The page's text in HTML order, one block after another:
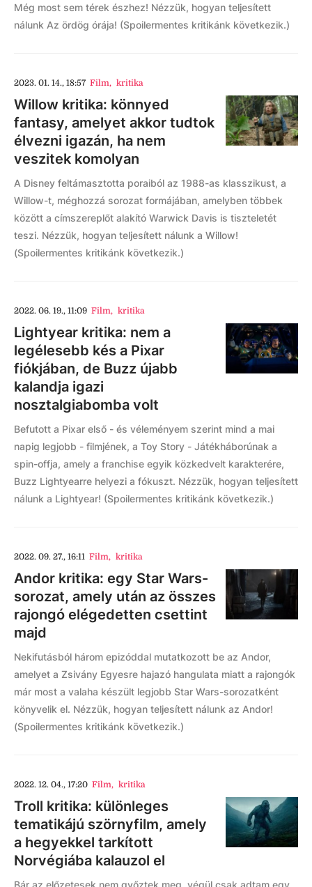
Még most sem térek észhez! Nézzük, hogyan teljesített
nálunk Az ördög órája! (Spoilermentes kritikánk következik.)
2023. 01. 14., 18:57 Film, kritika
Willow kritika: könnyed
fantasy, amelyet akkor tudtok
élvezni igazán, ha nem
veszitek komolyan
A Disney feltámasztotta poraiból az 1988-as klasszikust, a
Willow-t, méghozzá sorozat formájában, amelyben többek
között a címszereplőt alakító Warwick Davis is tiszteletét
teszi. Nézzük, hogyan teljesített nálunk a Willow!
(Spoilermentes kritikánk következik.)
2022. 06. 19., 11:09 Film, kritika
Lightyear kritika: nem a
legélesebb kés a Pixar
fiókjában, de Buzz újabb
kalandja igazi
nosztalgiabomba volt
Befutott a Pixar első - és véleményem szerint mind a mai
napig legjobb - filmjének, a Toy Story - Játékháborúnak a
spin-offja, amely a franchise egyik közkedvelt karakterére,
Buzz Lightyearre helyezi a fókuszt. Nézzük, hogyan teljesített
nálunk a Lightyear! (Spoilermentes kritikánk következik.)
2022. 09. 27., 16:11 Film, kritika
Andor kritika: egy Star Wars-
sorozat, amely után az összes
rajongó elégedetten csettint
majd
Nekifutásból három epizóddal mutatkozott be az Andor,
amelyet a Zsivány Egyesre hajazó hangulata miatt a rajongók
már most a valaha készült legjobb Star Wars-sorozatként
könyvelik el. Nézzük, hogyan teljesített nálunk az Andor!
(Spoilermentes kritikánk következik.)
2022. 12. 04., 17:20 Film, kritika
Troll kritika: különleges
tematikájú szörnyfilm, amely
a hegyekkel tarkított
Norvégiába kalauzol el
Bár az előzetesek nem győztek meg, végül csak adtam egy